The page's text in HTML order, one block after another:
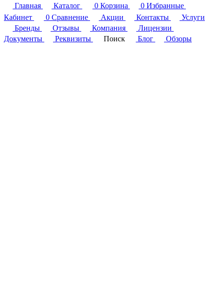
Главная
Каталог 0 Корзина 0 Избранные
Кабинет
0 Сравнение Акции Контакты
Услуги
Бренды
Отзывы Компания
Лицензии
Документы
Реквизиты Поиск Блог Обзоры